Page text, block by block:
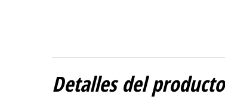
Detalles del producto